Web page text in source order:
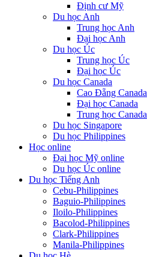
Định cư Mỹ
Du học Anh
Trung học Anh
Đại học Anh
Du học Úc
Trung học Úc
Đại học Úc
Du học Canada
Cao Đẵng Canada
Đại học Canada
Trung học Canada
Du học Singapore
Du học Philippines
Học online
Đại học Mỹ online
Du học Úc online
Du học Tiếng Anh
Cebu-Philippines
Baguio-Philippines
Iloilo-Philippines
Bacolod-Philippines
Clark-Philippines
Manila-Philippines